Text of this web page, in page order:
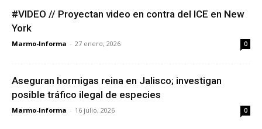
#VIDEO // Proyectan video en contra del ICE en New
York
Marmo-Informa - 27 enero, 2026 0
Aseguran hormigas reina en Jalisco; investigan
posible tráfico ilegal de especies
Marmo-Informa - 16 julio, 2026 0